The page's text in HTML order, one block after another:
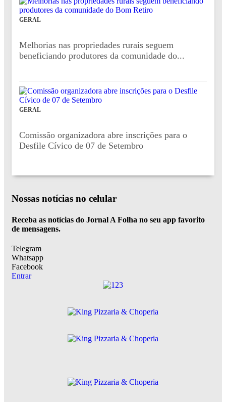
GERAL
Melhorias nas propriedades rurais seguem
beneficiando produtores da comunidade do...
GERAL
Comissão organizadora abre inscrições para o
Desfile Cívico de 07 de Setembro
Nossas notícias no celular
Receba as notícias do Jornal A Folha no seu app favorito
de mensagens.
Telegram
Whatsapp
Facebook
Entrar